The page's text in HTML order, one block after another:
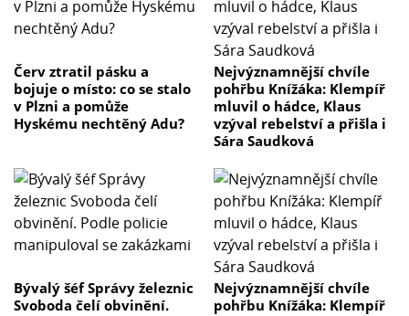
Červ ztratil pásku a
bojuje o místo: co se stalo
v Plzni a pomůže
Hyskému nechtěný Adu?
Nejvýznamnější chvíle
pohřbu Knížáka: Klempíř
mluvil o hádce, Klaus
vzýval rebelství a přišla i
Sára Saudková
Bývalý šéf Správy železnic
Svoboda čelí obvinění.
Nejvýznamnější chvíle
pohřbu Knížáka: Klempíř